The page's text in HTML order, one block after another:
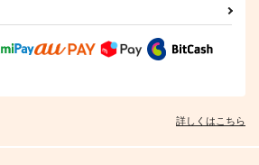
詳しくはこちら